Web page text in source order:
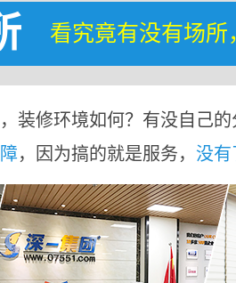
看究竟有没有场所
装修环境如何？有没自己
，因为搞的就是服务， 没